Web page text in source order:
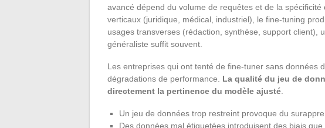
avancé dépend du volume de requêtes et de la spécificité
verticaux (juridique, médical, industriel), le fine-tuning
usages transverses (rédaction, synthèse, support client),
généraliste suffit souvent.
Les entreprises qui ont tenté de fine-tuner sans données
dégradations de performance. La qualité du jeu de
directement la pertinence du modèle ajusté
Un jeu de données trop restreint provoque du
Des données mal étiquetées introduisent des biais